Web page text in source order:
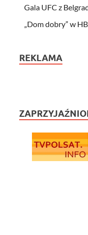
Gala UFC z
„Dom dobry” w
REKLAMA